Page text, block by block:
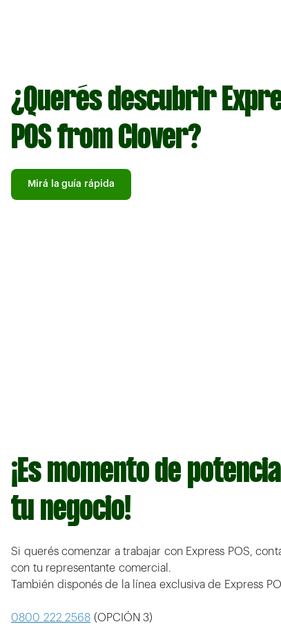
¿Querés descubrir
POS from Clover?
Mirá la guía rápida
¡Es momento de
tu negocio!
Si querés comenzar a trabajar con Express POS,
con tu representante comercial.
También disponés de la línea exclusiva de Express
0800 222 2568 (OPCIÓN 3)